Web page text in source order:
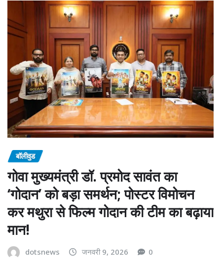
बॉलीवुड
गोवा मुख्यमंत्री डॉ. प्रमोद सावंत का
‘गोदान’ को बड़ा समर्थन; पोस्टर विमोचन
कर मथुरा से फिल्म गोदान की टीम का बढ़ाया
मान!
dotsnews जनवरी 9, 2026 0